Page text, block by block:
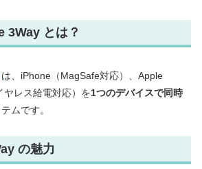
3Way とは？
は、iPhone（MagSafe対応）、Apple
ヤレス給電対応）を1つのデバイスで同時
ムです。
の魅力